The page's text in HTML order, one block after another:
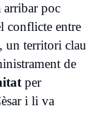
arribar poc
conflicte entre
, un territori clau
de
per
i li va